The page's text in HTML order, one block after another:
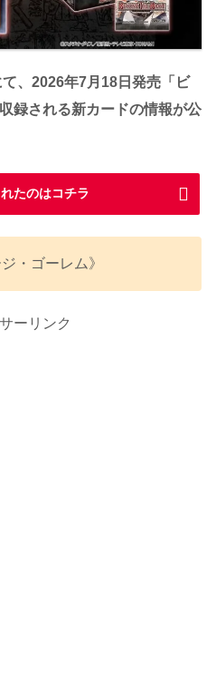
て、2026年7月18日発売「ビ
録される新カードの情報が公
たのはコチラ
・ゴーレム》
ーリンク